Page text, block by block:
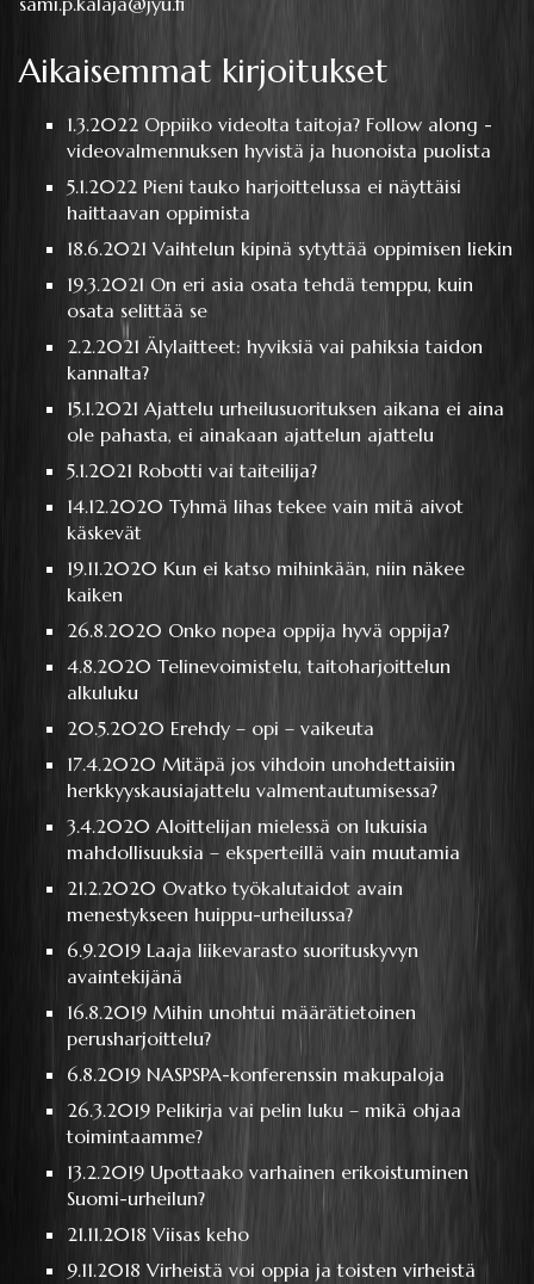
Aikaisemmat kirjoitukset
1.3.2022 Oppiiko videolta taitoja? Follow along -
videovalmennuksen hyvistä ja huonoista puolista
5.1.2022 Pieni tauko harjoittelussa ei näyttäisi
haittaavan oppimista
18.6.2021Vaihtelun kipinä sytyttää oppimisen liekin
19.3.2021 On eri asia osata tehdä temppu, kuin
osata selittää se
2.2.2021Älylaitteet: hyviksiä vai pahiksia taidon
kannalta?
15.1.2021Ajattelu urheilusuorituksen aikana ei aina
ole pahasta, ei ainakaan ajattelun ajattelu
5.1.2021 Robotti vai taiteilija?
14.12.2020Tyhmä lihas tekee vain mitä aivot
käskevät
19.11.2020 Kun ei katso mihinkään, niin näkee
kaiken
26.8.2020 Onko nopea oppija hyvä oppija?
4.8.2020Telinevoimistelu, taitoharjoittelun
alkuluku
20.5.2020 Erehdy – opi – vaikeuta
17.4.2020 Mitäpä jos vihdoin unohdettaisiin
herkkyyskausiajattelu valmentautumisessa?
3.4.2020Aloittelijan mielessä on lukuisia
mahdollisuuksia – eksperteillä vain muutamia
21.2.2020 Ovatko työkalutaidot avain
menestykseen huippu-urheilussa?
6.9.2019 Laaja liikevarasto suorituskyvyn
avaintekijänä
16.8.2019 Mihin unohtui määrätietoinen
perusharjoittelu?
6.8.2019 NASPSPA-konferenssin makupaloja
26.3.2019 Pelikirja vai pelin luku – mikä ohjaa
toimintaamme?
13.2.2019 Upottaako varhainen erikoistuminen
Suomi-urheilun?
21.11.2018Viisas keho
9.11.2018Virheistä voi oppia ja toisten virheistä